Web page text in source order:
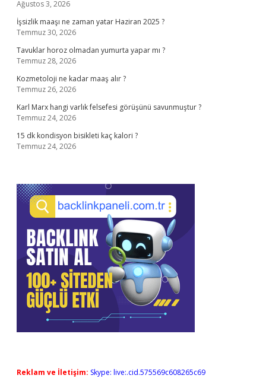
Ağustos 3, 2026
İşsizlik maaşı ne zaman yatar Haziran 2025 ?
Temmuz 30, 2026
Tavuklar horoz olmadan yumurta yapar mı ?
Temmuz 28, 2026
Kozmetoloji ne kadar maaş alır ?
Temmuz 26, 2026
Karl Marx hangi varlık felsefesi görüşünü savunmuştur ?
Temmuz 24, 2026
15 dk kondisyon bisikleti kaç kalori ?
Temmuz 24, 2026
Reklam ve İletişim: Skype: live:.cid.575569c608265c69